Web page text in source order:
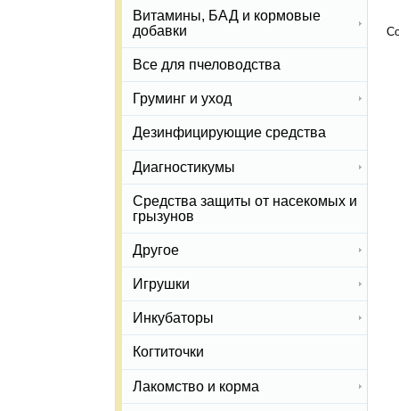
Витамины, БАД и кормовые
добавки
Все для пчеловодства
Груминг и уход
Дезинфицирующие средства
Диагностикумы
Средства защиты от насекомых и
грызунов
Другое
Игрушки
Инкубаторы
Когтиточки
Лакомство и корма